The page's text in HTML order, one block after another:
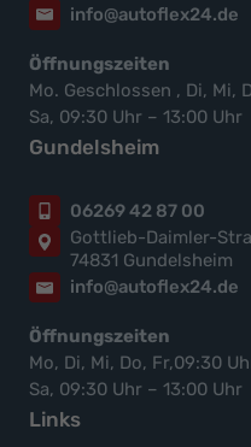
info@autoflex24.de
Öffnungszeiten
Mo. Geschlossen , Di, Mi,
Sa, 09:30 Uhr – 13:00 Uhr
Gundelsheim
06269 42 87 00
Gottlieb-Daimler-
74831 Gundelsheim
info@autoflex24.de
Öffnungszeiten
Mo, Di, Mi, Do, Fr,09:30
Sa, 09:30 Uhr – 13:00 Uhr
Links